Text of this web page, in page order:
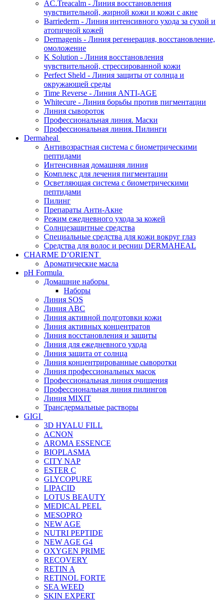
AC.Treacalm - Линия восстановления
чувствительной, жирной кожи и кожи с акне
Barriederm - Линия интенсивного ухода за сухой и
атопичной кожей
Dermagenis - Линия регенерация, восстановление,
омоложение
K Solution - Линия восстановления
чувствительной, стрессированной кожи
Perfect Sheld - Линия защиты от солнца и
окружающей среды
Time Reverse - Линия ANTI-AGE
Whitecure - Линия борьбы против пигментации
Линия сывороток
Профессиональная линия. Маски
Профессиональная линия. Пилинги
Dermaheal
Антивозрастная система с биометрическими
пептидами
Интенсивная домашняя линия
Комплекс для лечения пигментации
Осветляющая система с биометрическими
пептидами
Пилинг
Препараты Анти-Акне
Режим ежедневного ухода за кожей
Солнцезащитные средства
Специальные средства для кожи вокруг глаз
Средства для волос и ресниц DERMAHEAL
CHARME D’ORIENT
Ароматические масла
pH Formula
Домашние наборы
Наборы
Линия SOS
Линия АВС
Линия активной подготовки кожи
Линия активных концентратов
Линия восстановления и защиты
Линия для ежедневного ухода
Линия защита от солнца
Линия концентрированные сыворотки
Линия профессиональных масок
Профессиональная линия очищения
Профессиональная линия пилингов
Линия MIXIT
Трансдермальные растворы
GIGI
3D HYALU FILL
ACNON
AROMA ESSENCE
BIOPLASMA
CITY NAP
ESTER C
GLYCOPURE
LIPACID
LOTUS BEAUTY
MEDICAL PEEL
MESOPRO
NEW AGE
NUTRI PEPTIDE
NEW AGE G4
OXYGEN PRIME
RECOVERY
RETIN A
RETINOL FORTE
SEA WEED
SKIN EXPERT